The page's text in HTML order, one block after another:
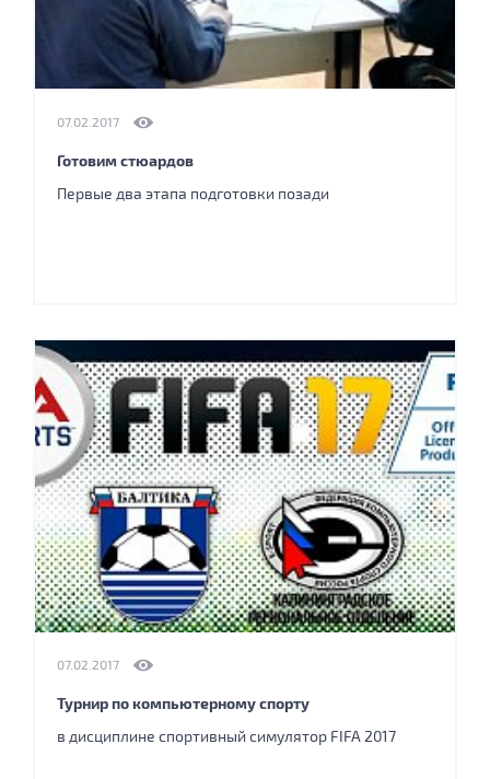
07.02.2017
Готовим стюардов
Первые два этапа подготовки позади
07.02.2017
Турнир по компьютерному спорту
в дисциплине спортивный симулятор FIFA 2017